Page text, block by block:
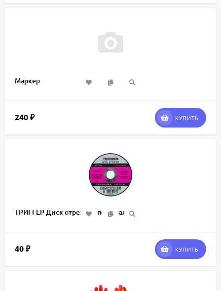
Маркер
240 ₽ КУПИТЬ
ТРИГГЕР Диск отрезной по металлу
40 ₽ КУПИТЬ